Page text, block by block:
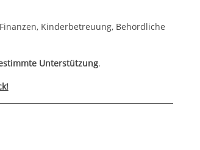
Kinderbetreuung, Behördliche
Unterstützung.